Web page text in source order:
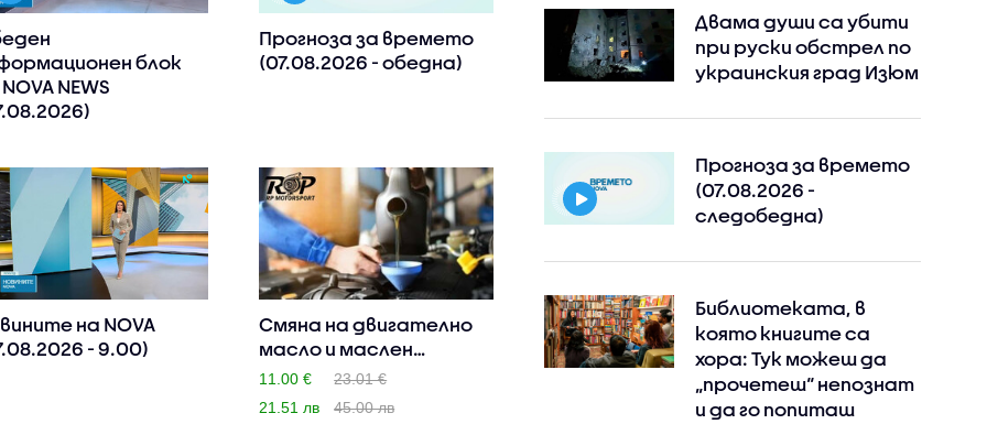
блок
NEWS
Прогноза за времето
(07.08.2026 - обедна)
на NOVA
- 9.00)
Смяна на двигателно
масло и маслен
филтър на..
11.00 €
23.01 €
21.51 лв
45.00 лв
Двама души са убити
при руски обстрeл по
украинския град Изюм
Прогноза за времето
(07.08.2026 -
следобедна)
Библиотеката, в
която книгите са
хора: Тук можеш да
„прочетеш“ непознат
и да го попиташ